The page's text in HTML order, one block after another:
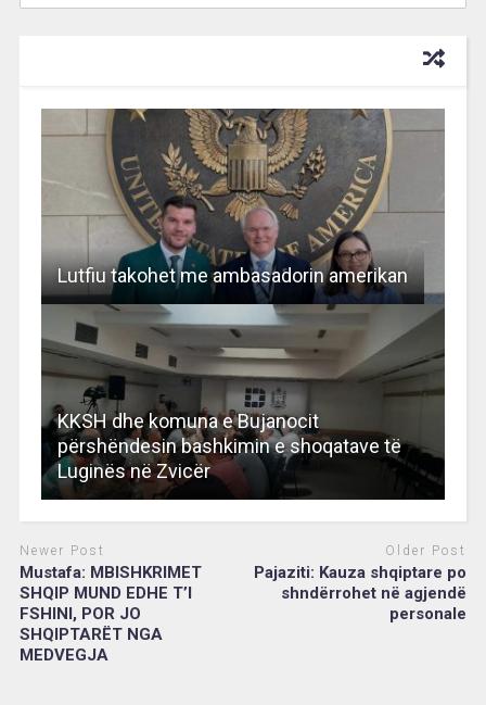
Lutfiu takohet me ambasadorin amerikan
KKSH dhe komuna e Bujanocit
përshëndesin bashkimin e shoqatave të
Luginës në Zvicër
Newer Post
Mustafa: MBISHKRIMET
SHQIP MUND EDHE T’I
FSHINI, POR JO
SHQIPTARËT NGA
MEDVEGJA
Older Post
Pajaziti: Kauza shqiptare po
shndërrohet në agjendë
personale